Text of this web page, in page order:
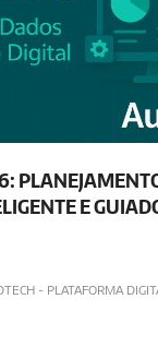
E
- PLATAFORMA